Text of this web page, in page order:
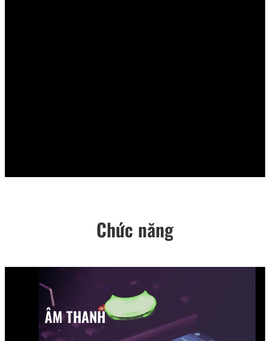
Chức năng
ÂM THANH